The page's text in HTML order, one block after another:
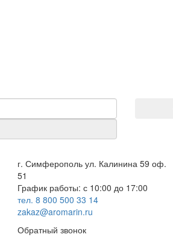
г. Симферополь ул. Калинина 59 оф.
51
График работы: с 10:00 до 17:00
тел. 8 800 500 33 14
zakaz@aromarin.ru
Обратный звонок